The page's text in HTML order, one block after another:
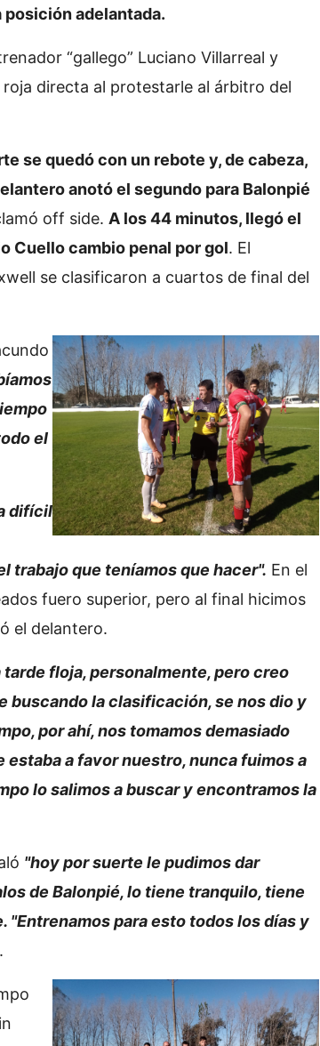
posición adelantada.
“gallego” Luciano Villarreal y
directa al protestarle al árbitro del
se quedó con un rebote y, de cabeza,
anotó el segundo para Balonpié
off side. A los 44 minutos, llegó el
Cuello cambio penal por gol. El
se clasificaron a cuartos de final del
el
difícil
trabajo que teníamos que hacer". En el
fuero superior, pero al final hicimos
el delantero.
floja, personalmente, pero creo
buscando la clasificación, se nos dio y
por ahí, nos tomamos demasiado
a favor nuestro, nunca fuimos a
lo salimos a buscar y encontramos la
"hoy por suerte le pudimos dar
de Balonpié, lo tiene tranquilo, tiene
"Entrenamos para esto todos los días y